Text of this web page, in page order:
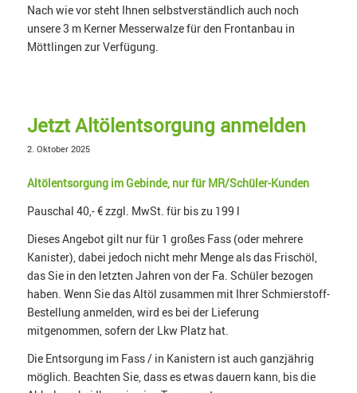
Nach wie vor steht Ihnen selbstverständlich auch noch
unsere 3 m Kerner Messerwalze für den Frontanbau in
Möttlingen zur Verfügung.
Jetzt Altölentsorgung anmelden
2. Oktober 2025
Altölentsorgung im Gebinde, nur für MR/Schüler-Kunden
Pauschal 40,- € zzgl. MwSt. für bis zu 199 l
Dieses Angebot gilt nur für 1 großes Fass (oder mehrere
Kanister), dabei jedoch nicht mehr Menge als das Frischöl,
das Sie in den letzten Jahren von der Fa. Schüler bezogen
haben. Wenn Sie das Altöl zusammen mit Ihrer Schmierstoff-
Bestellung anmelden, wird es bei der Lieferung
mitgenommen, sofern der Lkw Platz hat.
Die Entsorgung im Fass / in Kanistern ist auch ganzjährig
möglich. Beachten Sie, dass es etwas dauern kann, bis die